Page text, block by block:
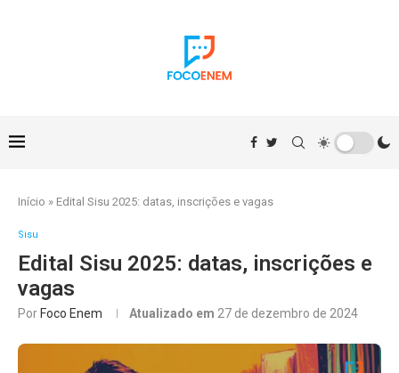
Início » Edital Sisu 2025: datas, inscrições e vagas
Sisu
Edital Sisu 2025: datas, inscrições e
vagas
Por Foco Enem Atualizado em 27 de dezembro de 2024